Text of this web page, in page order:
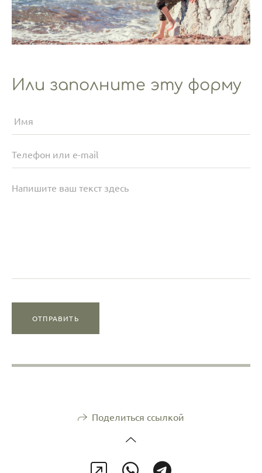
Или заполните эту форму
ОТПРАВИТЬ
Поделиться ссылкой